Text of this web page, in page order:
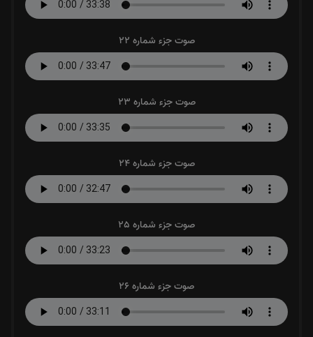
صوت جزء شماره 22
صوت جزء شماره 23
صوت جزء شماره 24
صوت جزء شماره 25
صوت جزء شماره 26